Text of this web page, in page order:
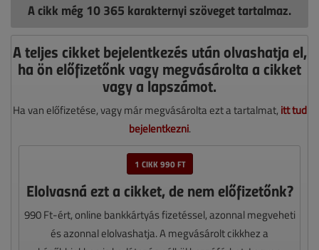
A cikk még 10 365 karakternyi szöveget tartalmaz.
A teljes cikket bejelentkezés után olvashatja el,
ha ön előfizetőnk vagy megvásárolta a cikket
vagy a lapszámot.
Ha van előfizetése, vagy már megvásárolta ezt a tartalmat, itt tud
bejelentkezni.
1 CIKK 990 FT
Elolvasná ezt a cikket, de nem előfizetőnk?
990 Ft-ért, online bankkártyás fizetéssel, azonnal megveheti
és azonnal elolvashatja. A megvásárolt cikkhez a